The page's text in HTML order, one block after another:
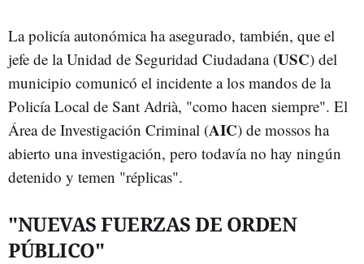
La policía autonómica ha asegurado, también, que el
jefe de la Unidad de Seguridad Ciudadana (USC) del
municipio comunicó el incidente a los mandos de la
Policía Local de Sant Adrià, "como hacen siempre". El
Área de Investigación Criminal (AIC) de mossos ha
abierto una investigación, pero todavía no hay ningún
detenido y temen "réplicas".
"NUEVAS FUERZAS DE ORDEN
PÚBLICO"